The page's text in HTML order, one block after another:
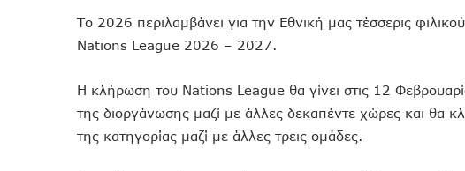
Το 2026 περιλαμβάνει για την Εθνική μας τέσσερις
Nations League 2026 – 2027.
Η κλήρωση του Nations League θα γίνει στις 12
της διοργάνωσης μαζί με άλλες δεκαπέντε χώρες και θα
της κατηγορίας μαζί με άλλες τρεις ομάδες.